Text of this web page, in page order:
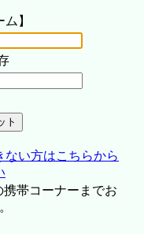
】
ない方はこちらから
帯コーナーまでお